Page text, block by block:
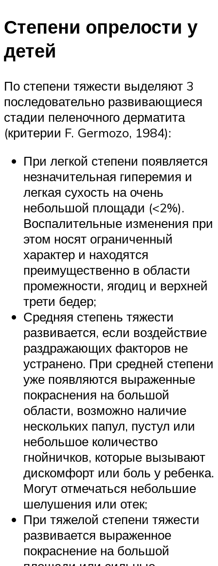
Степени опрелости у
детей
По степени тяжести выделяют 3
последовательно развивающиеся
стадии пеленочного дерматита
(критерии F. Germozo, 1984):
При легкой степени появляется
незначительная гиперемия и
легкая сухость на очень
небольшой площади (<2%).
Воспалительные изменения при
этом носят ограниченный
характер и находятся
преимущественно в области
промежности, ягодиц и верхней
трети бедер;
Средняя степень тяжести
развивается, если воздействие
раздражающих факторов не
устранено. При средней степени
уже появляются выраженные
покраснения на большой
области, возможно наличие
нескольких папул, пустул или
небольшое количество
гнойничков, которые вызывают
дискомфорт или боль у ребенка.
Могут отмечаться небольшие
шелушения или отек;
При тяжелой степени тяжести
развивается выраженное
покраснение на большой